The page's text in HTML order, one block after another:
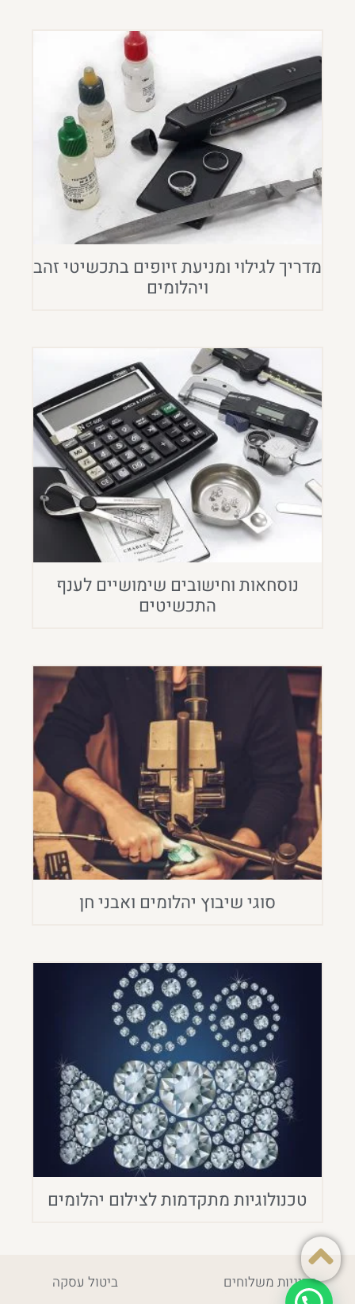
מדריך לגילוי ומניעת זיופים בתכשיטי זהב
ויהלומים
נוסחאות וחישובים שימושיים לענף
התכשיטים
סוגי שיבוץ יהלומים ואבני חן
טכנולוגיות מתקדמות לצילום יהלומים
מדיניות משלוחים ביטול עסקה